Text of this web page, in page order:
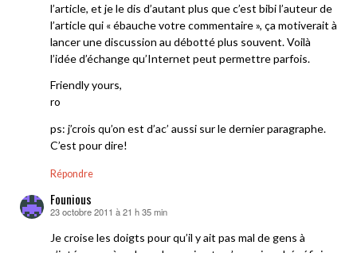
l’article, et je le dis d’autant plus que c’est bibi l’auteur de
l’article qui « ébauche votre commentaire », ça motiverait à
lancer une discussion au débotté plus souvent. Voilà
l’idée d’échange qu’Internet peut permettre parfois.
Friendly yours,
ro
ps: j’crois qu’on est d’ac’ aussi sur le dernier paragraphe.
C’est pour dire!
Répondre
Founious
dit :
23 octobre 2011 à 21 h 35 min
Je croise les doigts pour qu’il y ait pas mal de gens à